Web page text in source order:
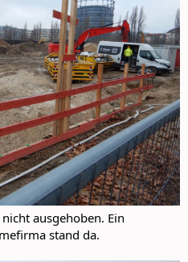
ausgehoben. Ein
stand da.